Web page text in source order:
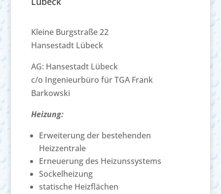
Kleine Burgstraße 22
Hansestadt Lübeck
AG: Hansestadt Lübeck
c/o Ingenieurbüro für TGA Frank
Barkowski
Heizung:
Erweiterung der bestehenden
Heizzentrale
Erneuerung des Heizunssystems
Sockelheizung
statische Heizflächen